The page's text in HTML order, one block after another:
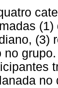
(3)
no
no